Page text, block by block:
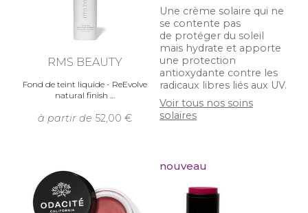
RMS BEAUTY
Fond de teint liquide - ReEvolve
natural finish
à partir de 52,00
Une crème solaire qui ne
se contente pas
de protéger du soleil
mais hydrate et apporte
une protection
antioxydante contre les
radicaux libres liés aux UV.
Voir tous nos soins
solaires
nouveau